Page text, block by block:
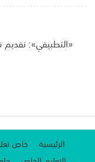
«التطبيقي»:
الرئيسية خاص